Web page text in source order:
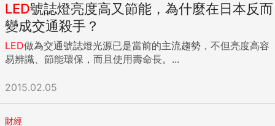
LED號誌燈亮度高又節能，為什麼在日本反而
變成交通殺手？
LED做為交通號誌燈光源已是當前的主流趨勢，不但亮度高容
易辨識、節能環保，而且使用壽命長。...
2015.02.05
財經